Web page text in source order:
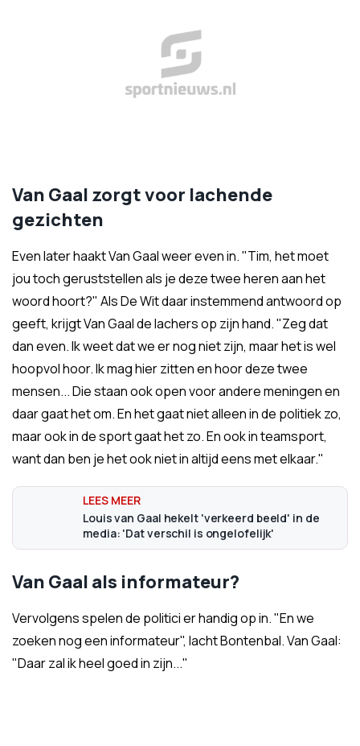
Van Gaal zorgt voor lachende
gezichten
Even later haakt Van Gaal weer even in. "Tim, het moet
jou toch geruststellen als je deze twee heren aan het
woord hoort?" Als De Wit daar instemmend antwoord op
geeft, krijgt Van Gaal de lachers op zijn hand. "Zeg dat
dan even. Ik weet dat we er nog niet zijn, maar het is wel
hoopvol hoor. Ik mag hier zitten en hoor deze twee
mensen... Die staan ook open voor andere meningen en
daar gaat het om. En het gaat niet alleen in de politiek zo,
maar ook in de sport gaat het zo. En ook in teamsport,
want dan ben je het ook niet in altijd eens met elkaar."
Louis van Gaal hekelt 'verkeerd beeld' in de
media: 'Dat verschil is ongelofelijk'
Van Gaal als informateur?
Vervolgens spelen de politici er handig op in. "En we
zoeken nog een informateur", lacht Bontenbal. Van Gaal:
"Daar zal ik heel goed in zijn..."